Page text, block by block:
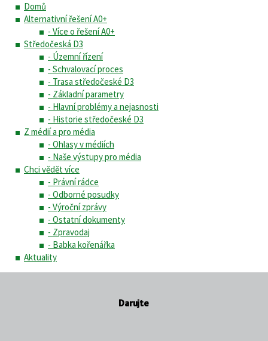
Domů
Alternativní řešení A0+
- Více o řešení A0+
Středočeská D3
- Územní řízení
- Schvalovací proces
- Trasa středočeské D3
- Základní parametry
- Hlavní problémy a nejasnosti
- Historie středočeské D3
Z médií a pro média
- Ohlasy v médiích
- Naše výstupy pro média
Chci vědět více
- Právní rádce
- Odborné posudky
- Výroční zprávy
- Ostatní dokumenty
- Zpravodaj
- Babka kořenářka
Aktuality
Darujte